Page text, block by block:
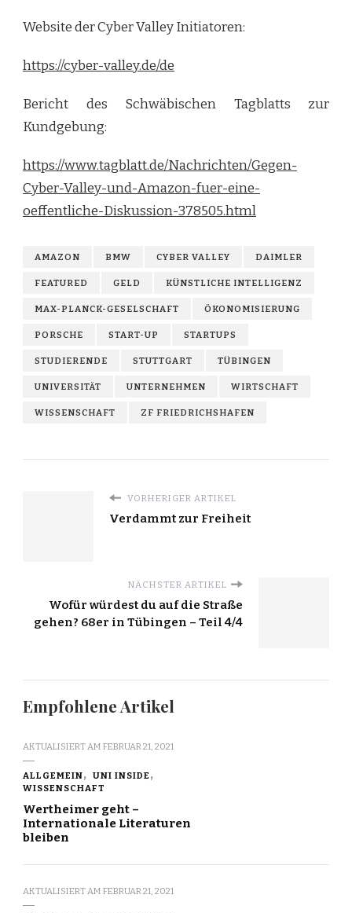
Website der Cyber Valley Initiatoren:
https://cyber-valley.de/de
Bericht des Schwäbischen Tagblatts zur
Kundgebung:
https://www.tagblatt.de/Nachrichten/Gegen-
Cyber-Valley-und-Amazon-fuer-eine-
oeffentliche-Diskussion-378505.html
AMAZON BMW CYBER VALLEY DAIMLER
FEATURED GELD KÜNSTLICHE INTELLIGENZ
MAX-PLANCK-GESELSCHAFT ÖKONOMISIERUNG
PORSCHE START-UP STARTUPS
STUDIERENDE STUTTGART TÜBINGEN
UNIVERSITÄT UNTERNEHMEN WIRTSCHAFT
WISSENSCHAFT ZF FRIEDRICHSHAFEN
VORHERIGER ARTIKEL
Verdammt zur Freiheit
NÄCHSTER ARTIKEL
Wofür würdest du auf die Straße
gehen? 68er in Tübingen – Teil 4/4
Empfohlene Artikel
AKTUALISIERT AM FEBRUAR 21, 2021
ALLGEMEIN
UNI INSIDE
WISSENSCHAFT
Wertheimer geht –
Internationale Literaturen
bleiben
AKTUALISIERT AM FEBRUAR 21, 2021